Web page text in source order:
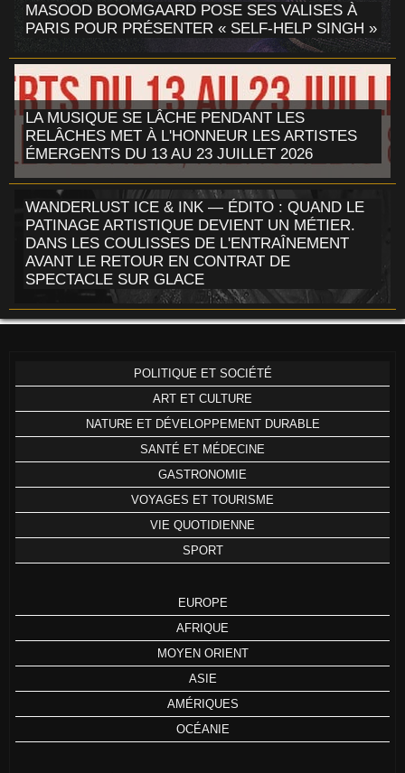
MASOOD BOOMGAARD POSE SES VALISES À
PARIS POUR PRÉSENTER « SELF-HELP SINGH »
LA MUSIQUE SE LÂCHE PENDANT LES
RELÂCHES MET À L'HONNEUR LES ARTISTES
ÉMERGENTS DU 13 AU 23 JUILLET 2026
WANDERLUST ICE & INK — ÉDITO : QUAND LE
PATINAGE ARTISTIQUE DEVIENT UN MÉTIER.
DANS LES COULISSES DE L'ENTRAÎNEMENT
AVANT LE RETOUR EN CONTRAT DE
SPECTACLE SUR GLACE
POLITIQUE ET SOCIÉTÉ
ART ET CULTURE
NATURE ET DÉVELOPPEMENT DURABLE
SANTÉ ET MÉDECINE
GASTRONOMIE
VOYAGES ET TOURISME
VIE QUOTIDIENNE
SPORT
EUROPE
AFRIQUE
MOYEN ORIENT
ASIE
AMÉRIQUES
OCÉANIE